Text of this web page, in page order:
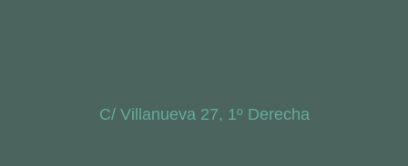
C/ Villanueva 27, 1º Derecha